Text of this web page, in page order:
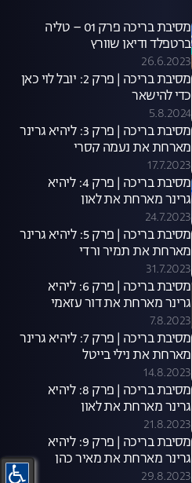
מסיבת בריכה פרק 01 – טליה
ברטפלד ודיאן שוורץ
26.6.2023
מסיבת בריכה | פרק 2: יובל לוי כאן
כדי להישאר
5.8.2024
מסיבת בריכה | פרק 3: ליהיא גרינר
מארחת את נעמה קסרי
17.7.2023
מסיבת בריכה | פרק 4: ליהיא
גרינר מארחת את לאון
שניידרובסקי
24.7.2023
מסיבת בריכה | פרק 5: ליהיא גרינר
מארחת את תמיר ורדי
31.7.2023
מסיבת בריכה | פרק 6: ליהיא
גרינר מארחת את דור עזאמי
7.8.2023
מסיבת בריכה | פרק 7: ליהיא גרינר
מארחת את נילי בייטל
14.8.2023
מסיבת בריכה | פרק 8: ליהיא
גרינר מארחת את לאון
שניידרובסקי
21.8.2023
מסיבת בריכה | פרק 9: ליהיא
גרינר מארחת את מאיר כהן
29.8.2023